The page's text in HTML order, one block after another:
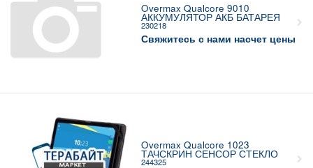
Overmax Qualcore 9010
АККУМУЛЯТОР АКБ БАТАРЕЯ
230218
Свяжитесь с нами насчет цены
Overmax Qualcore 1023
ТАЧСКРИН СЕНСОР СТЕКЛО
244325